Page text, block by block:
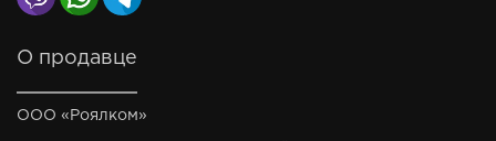
О продавце
ООО «Роялком»